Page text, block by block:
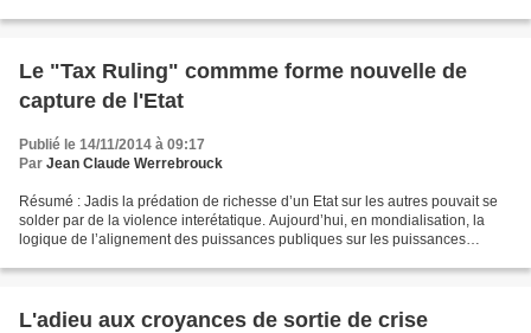
Le "Tax Ruling" commme forme nouvelle de
capture de l'Etat
Publié le 14/11/2014 à 09:17
Par Jean Claude Werrebrouck
Résumé : Jadis la prédation de richesse d’un Etat sur les autres pouvait se
solder par de la violence interétatique. Aujourd’hui, en mondialisation, la
logique de l’alignement des puissances publiques sur les puissances
L'adieu aux croyances de sortie de crise